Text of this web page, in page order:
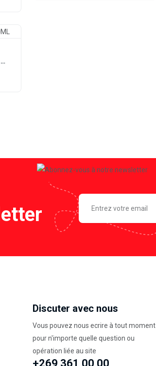
Bol thermos ROYALFORD 5000ML
Discuter avec nous
Vous pouvez nous ecrire à tout moment
pour n'importe quelle question ou
opération liée au site
+269 361 00 00